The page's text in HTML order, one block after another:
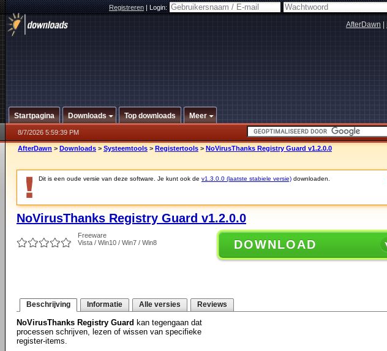
Registreren|Login:
AfterDawn
Startpagina Downloads Top downloads Meer
8/7/2026 5:59:39 PM
AfterDawn > Downloads > Systeemtools > Registertools > NoVirusThanks Registry Guard v1.2.0.0
Dit is een oude versie van deze software. Je kunt ook de v1.3.0.0 (laatste stabiele versie) downloaden.
NoVirusThanks Registry Guard v1.2.0.0
Freeware
Vista / Win10 / Win7 / Win8
DOWNLOAD
Beschrijving Informatie Alle versies Reviews
NoVirusThanks Registry Guard kan tegengaan dat
processen schrijven, lezen of wissen van specifieke
register-items.